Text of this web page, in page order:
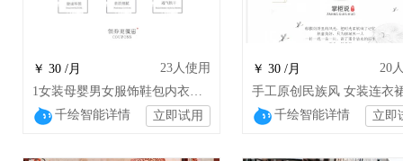
￥ 30 /月 23人使用
1女装母婴男女服饰鞋包内衣文胸T恤古典汉服 lsy
千绘智能详情
立即试用
￥ 30 /月 20
千绘智能详情 立即